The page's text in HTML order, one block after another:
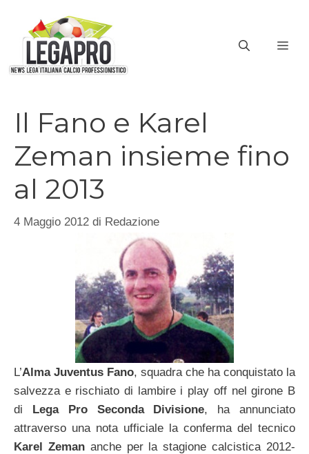
contenuto
Il Fano e Karel
Zeman insieme fino
al 2013
4 Maggio 2012 di Redazione
L’Alma Juventus Fano, squadra che ha conquistato la
salvezza e rischiato di lambire i play off nel girone B
di Lega Pro Seconda Divisione, ha annunciato
attraverso una nota ufficiale la conferma del tecnico
Karel Zemananche per la stagione calcistica 2012-